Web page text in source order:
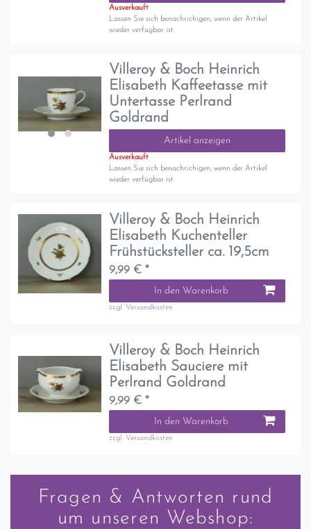
Ausverkauft
Lassen Sie sich benachrichigen, wenn der Artikel
wieder verfügbar ist.
Villeroy & Boch Heinrich
Elisabeth Kaffeetasse mit
Untertasse Perlrand
Goldrand
Artikel anzeigen
Ausverkauft
Lassen Sie sich benachrichigen, wenn der Artikel
wieder verfügbar ist.
Villeroy & Boch Heinrich
Elisabeth Kuchenteller
Frühstücksteller ca. 19,5cm
9,99 € *
In den Warenkorb
zzgl. Versandkosten
Villeroy & Boch Heinrich
Elisabeth Sauciere mit
Perlrand Goldrand
9,99 € *
In den Warenkorb
zzgl. Versandkosten
Fragen & Antworten rund
um unseren Webshop: